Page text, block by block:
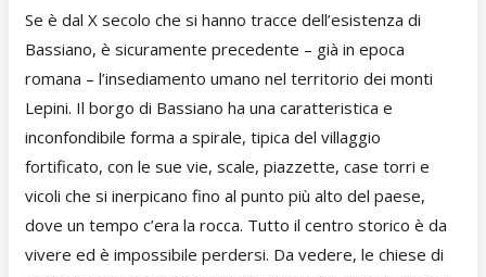
Se è dal X secolo che si hanno tracce dell’esistenza di
Bassiano, è sicuramente precedente – già in epoca
romana – l’insediamento umano nel territorio dei monti
Lepini. Il borgo di Bassiano ha una caratteristica e
inconfondibile forma a spirale, tipica del villaggio
fortificato, con le sue vie, scale, piazzette, case torri e
vicoli che si inerpicano fino al punto più alto del paese,
dove un tempo c’era la rocca. Tutto il centro storico è da
vivere ed è impossibile perdersi. Da vedere, le chiese di